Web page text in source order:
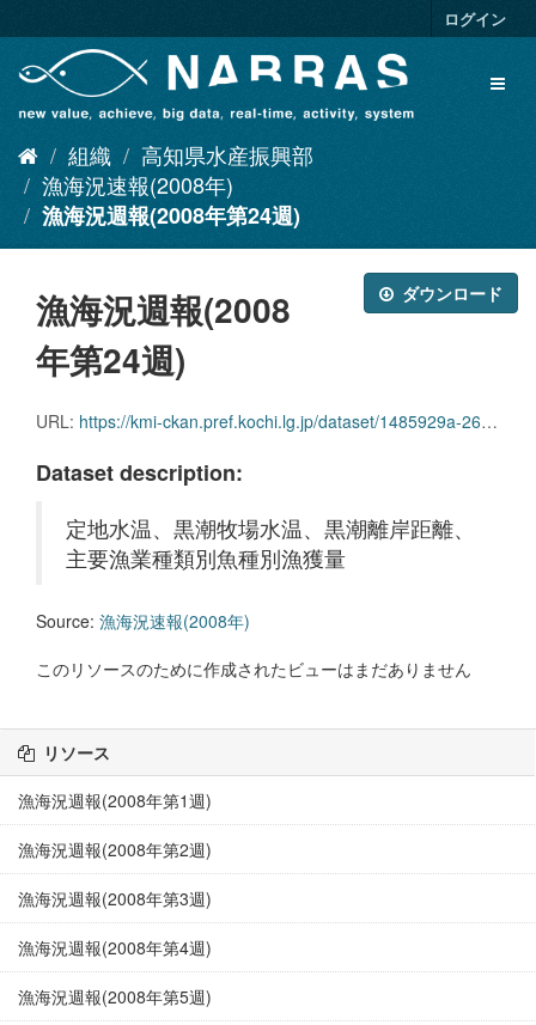
キ
ログイン
組織
高知県水産振興部
漁海況速報(2008年)
漁海況週報(2008年第24週)
ダウンロード
漁海況週報(2008
年第24週)
URL: https://kmi-ckan.pref.kochi.lg.jp/dataset/1485929a-2625-4223-8665-751a6710eade/resource/a8fb8cdc-0a9b-4844-a75f-3aad4ad1c1bb/download/ryoukaikyoushuuhou2008nendai24shuu.pdf
Dataset description:
定地水温、黒潮牧場水温、黒潮離岸距離、
主要漁業種類別魚種別漁獲量
Source: 漁海況速報(2008年)
このリソースのために作成されたビューはまだありません
リソース
漁海況週報(2008年第1週)
漁海況週報(2008年第2週)
漁海況週報(2008年第3週)
漁海況週報(2008年第4週)
漁海況週報(2008年第5週)